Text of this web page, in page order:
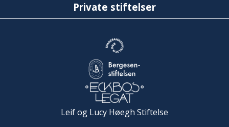
Private stiftelser
Leif og Lucy Høegh Stiftelse